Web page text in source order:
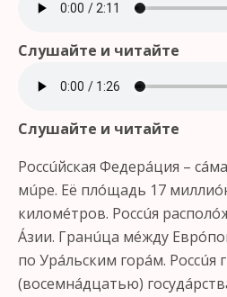
Слушайте и читайте
Слушайте и читайте
Россúйская Федерáция –
мúре. Её плóщадь 17
киломéтров. Россúя
Áзии. Гранúца мéжду
по Урáльским горáм. Россúя
(восемнáдцатью)